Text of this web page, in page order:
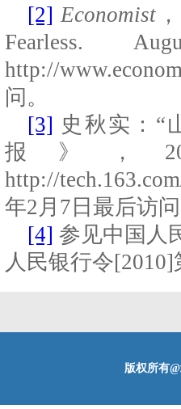
[2] Economist ，
Fearless.
http://
问。
[3] 史秋实：“
报》，
http://
年2 月 7 日最后访
[4] 参见中国人
人民银行令[2010]
版权所有